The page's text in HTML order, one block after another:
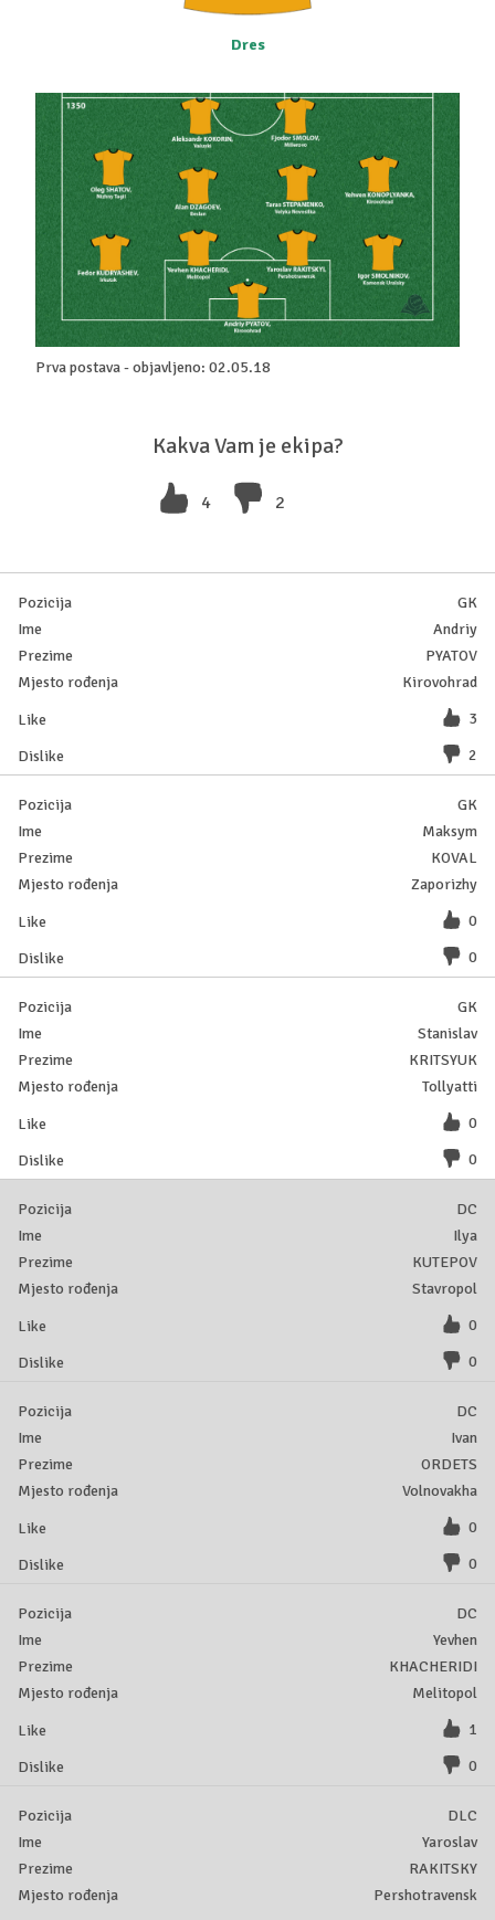
Dres
Kakva Vam je ekipa?
4 2
Prva postava - objavljeno: 02.05.18
GK
Andriy
PYATOV
Kirovohrad
3
2
GK
Maksym
KOVAL
Zaporizhy
0
0
GK
Stanislav
KRITSYUK
Tollyatti
0
0
DC
Ilya
KUTEPOV
Stavropol
0
0
DC
Ivan
ORDETS
Volnovakha
0
0
DC
Yevhen
KHACHERIDI
Melitopol
1
0
DLC
Yaroslav
RAKITSKY
Pershotravensk